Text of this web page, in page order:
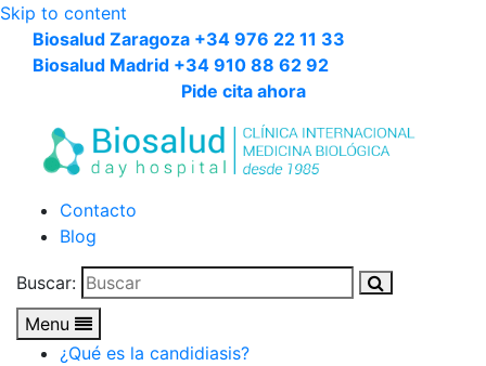
Skip to content
Biosalud Zaragoza +34 976 22 11 33
Biosalud Madrid +34 910 88 62 92
Pide cita ahora
Contacto
Blog
Buscar:
Menu
¿Qué es la candidiasis?